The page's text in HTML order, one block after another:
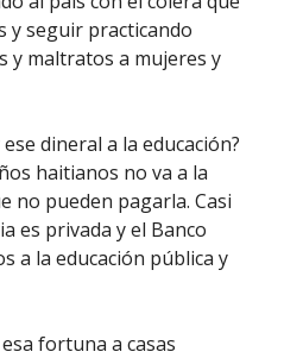
y seguir practicando
y maltratos a mujeres y
dineral a la educación?
haitianos no va a la
no pueden pagarla. Casi
es privada y el Banco
a la educación pública y
fortuna a casas